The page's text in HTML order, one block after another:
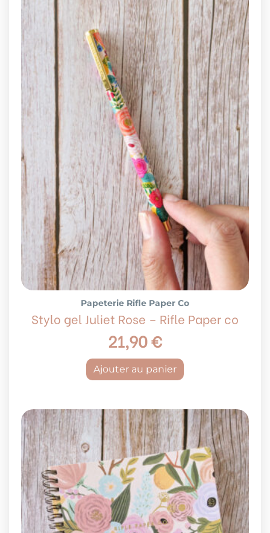
Papeterie Rifle Paper Co
Stylo gel Juliet Rose – Rifle Paper co
21,90€
Ajouter au panier